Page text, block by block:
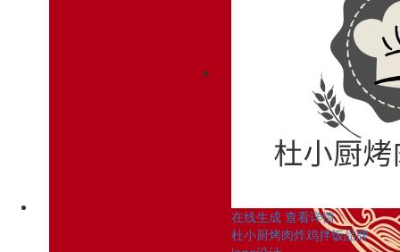
在线生成 查看详情
杜小厨烤肉炸鸡拌饭品牌